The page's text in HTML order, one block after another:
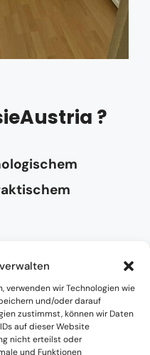
verwenden wir Technologien wie
und/oder darauf
zustimmst, können wir Daten
auf dieser Website
nicht erteilst oder
und Funktionen
?
keine
Ämtern ohne